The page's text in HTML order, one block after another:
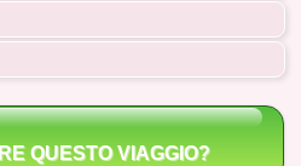
QUESTO VIAGGIO?